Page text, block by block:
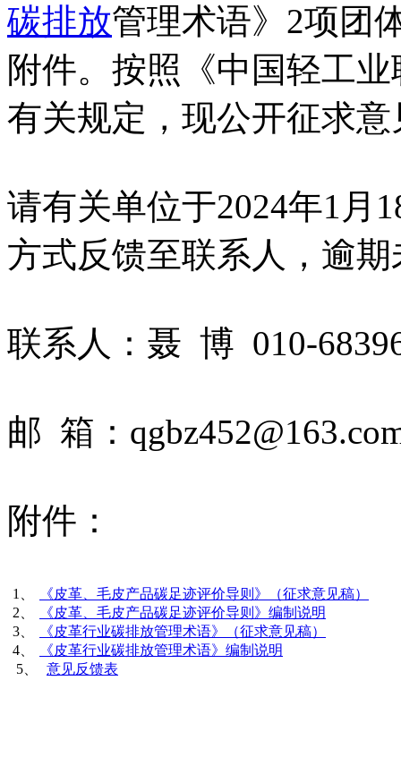
碳排放管理术语》2项团
附件。按照《中国轻工
有关规定，现公开征求意
请有关单位于2024年1月
方式反馈至联系人，逾
联系人：聂 博 010-
邮 箱：
附件：
1、
《皮革、毛皮产品碳足迹评价导则》（征求意见稿）
2、
《皮革、毛皮产品碳足迹评价导则》编制说明
3、
《皮革行业碳排放管理术语》（征求意见稿）
4、
《皮革行业碳排放管理术语》编制说明
5、
意见反馈表